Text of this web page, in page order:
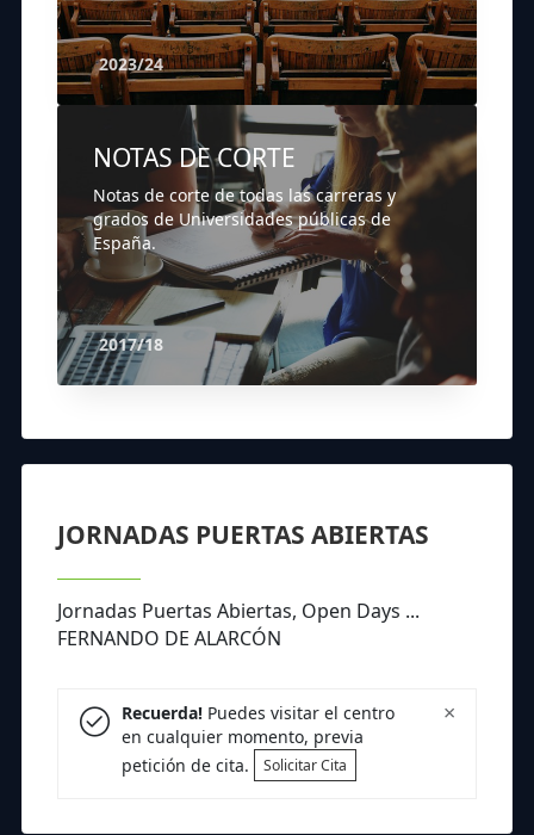
2023/24
NOTAS DE CORTE
Notas de corte de todas las carreras y
grados de Universidades públicas de
España.
2017/18
JORNADAS PUERTAS ABIERTAS
Jornadas Puertas Abiertas, Open Days ...
FERNANDO DE ALARCÓN
×
Recuerda!Puedes visitar el centro
en cualquier momento, previa
petición de cita.
Solicitar Cita